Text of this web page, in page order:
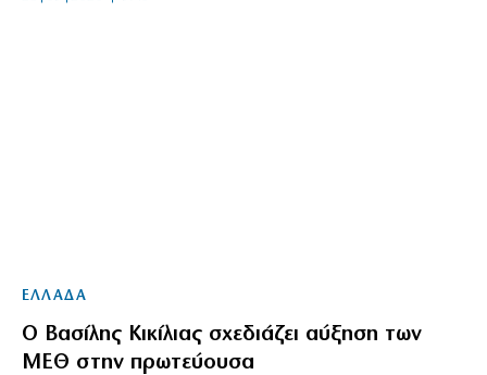
ΕΛΛΑΔΑ
Ο Βασίλης Κικίλιας σχεδιάζει αύξηση των
ΜΕΘ στην πρωτεύουσα